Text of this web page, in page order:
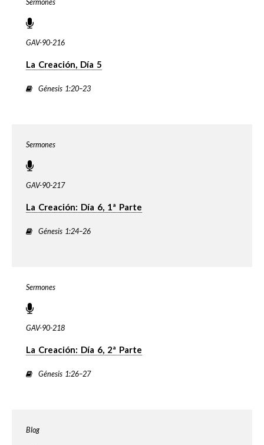
Sermones
GAV-90-216
La Creación, Día 5
Génesis 1:20–23
Sermones
GAV-90-217
La Creación: Día 6, 1ª Parte
Génesis 1:24–26
Sermones
GAV-90-218
La Creación: Día 6, 2ª Parte
Génesis 1:26–27
Blog